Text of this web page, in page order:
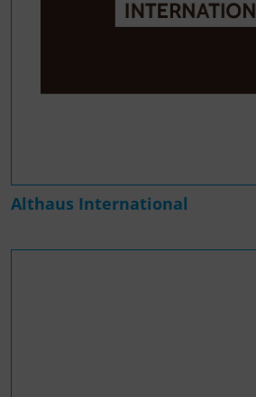
Althaus International